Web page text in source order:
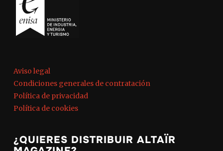
Aviso legal
Condiciones generales de contratación
Política de privacidad
Política de cookies
¿QUIERES DISTRIBUIR ALTAÏR